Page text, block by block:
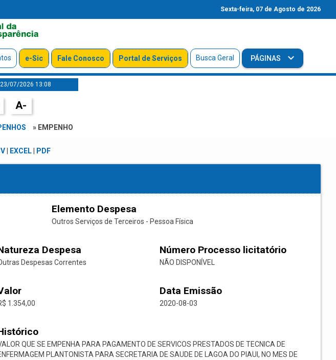
Sexta-feira, 07 de Agosto de 2026
e-Sic Fale Conosco Portal de Serviços Busca Geral PÁGINAS
07/2026 13:08
A-
» EMPENHO
| EXCEL| PDF
Elemento Despesa
Outros Serviços de Terceiros - Pessoa Física
Despesa
Despesas Correntes
Número Processo licitatório
NÃO DISPONÍVEL
1.354,00
Data Emissão
2020-08-03
QUE SE EMPENHA PARA PAGAMENTO DE SERVICOS PRESTADOS DE TECNICA DE
PLANTONISTA PARA SECRETARIA DE SAUDE DE LAGOA DO PIAUI, NO MES DE